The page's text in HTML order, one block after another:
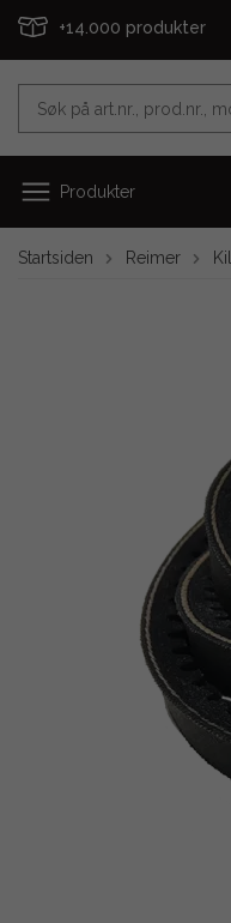
+14.000 produkter
Produkter
Startsiden Reimer